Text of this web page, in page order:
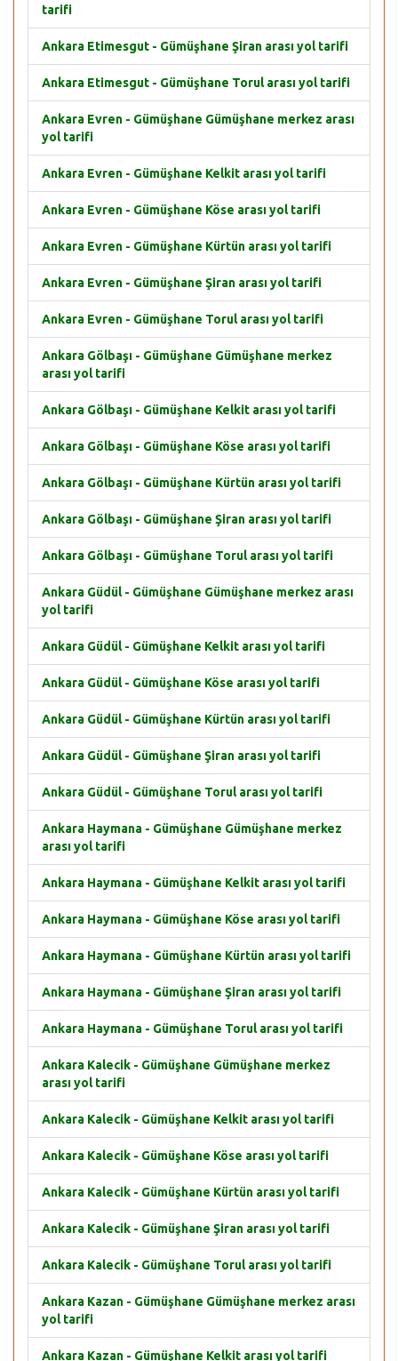
tarifi
Ankara Etimesgut - Gümüşhane Şiran arası yol tarifi
Ankara Etimesgut - Gümüşhane Torul arası yol tarifi
Ankara Evren - Gümüşhane Gümüşhane merkez arası
yol tarifi
Ankara Evren - Gümüşhane Kelkit arası yol tarifi
Ankara Evren - Gümüşhane Köse arası yol tarifi
Ankara Evren - Gümüşhane Kürtün arası yol tarifi
Ankara Evren - Gümüşhane Şiran arası yol tarifi
Ankara Evren - Gümüşhane Torul arası yol tarifi
Ankara Gölbaşı - Gümüşhane Gümüşhane merkez
arası yol tarifi
Ankara Gölbaşı - Gümüşhane Kelkit arası yol tarifi
Ankara Gölbaşı - Gümüşhane Köse arası yol tarifi
Ankara Gölbaşı - Gümüşhane Kürtün arası yol tarifi
Ankara Gölbaşı - Gümüşhane Şiran arası yol tarifi
Ankara Gölbaşı - Gümüşhane Torul arası yol tarifi
Ankara Güdül - Gümüşhane Gümüşhane merkez arası
yol tarifi
Ankara Güdül - Gümüşhane Kelkit arası yol tarifi
Ankara Güdül - Gümüşhane Köse arası yol tarifi
Ankara Güdül - Gümüşhane Kürtün arası yol tarifi
Ankara Güdül - Gümüşhane Şiran arası yol tarifi
Ankara Güdül - Gümüşhane Torul arası yol tarifi
Ankara Haymana - Gümüşhane Gümüşhane merkez
arası yol tarifi
Ankara Haymana - Gümüşhane Kelkit arası yol tarifi
Ankara Haymana - Gümüşhane Köse arası yol tarifi
Ankara Haymana - Gümüşhane Kürtün arası yol tarifi
Ankara Haymana - Gümüşhane Şiran arası yol tarifi
Ankara Haymana - Gümüşhane Torul arası yol tarifi
Ankara Kalecik - Gümüşhane Gümüşhane merkez
arası yol tarifi
Ankara Kalecik - Gümüşhane Kelkit arası yol tarifi
Ankara Kalecik - Gümüşhane Köse arası yol tarifi
Ankara Kalecik - Gümüşhane Kürtün arası yol tarifi
Ankara Kalecik - Gümüşhane Şiran arası yol tarifi
Ankara Kalecik - Gümüşhane Torul arası yol tarifi
Ankara Kazan - Gümüşhane Gümüşhane merkez arası
yol tarifi
Ankara Kazan - Gümüşhane Kelkit arası yol tarifi